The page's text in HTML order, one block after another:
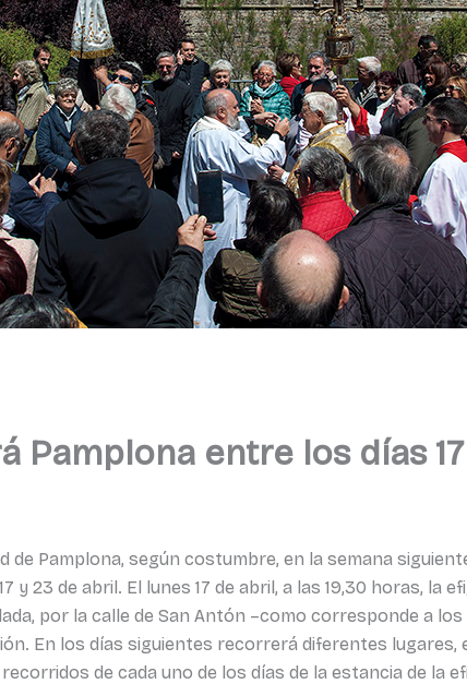
Pamplona entre los días
de Pamplona, según costumbre, en la semana
23 de abril. El lunes 17 de abril, a las 19,30 horas, la
por la calle de San Antón –como corresponde a
En los días siguientes recorrerá diferentes lugares,
de cada uno de los días de la estancia de la